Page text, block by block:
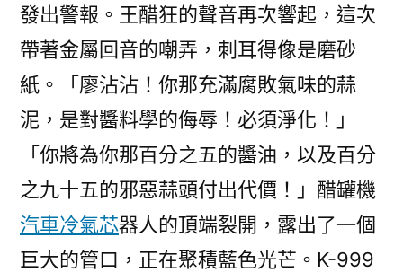
發出警報。王醋狂的聲音再次響起，這次
帶著金屬回音的嘲弄，刺耳得像是磨砂
紙。「廖沾沾！你那充滿腐敗氣味的蒜
泥，是對醬料學的侮辱！必須淨化！」
「你將為你那百分之五的醬油，以及百分
之九十五的邪惡蒜頭付出代價！」醋罐機
汽車冷氣芯器人的頂端裂開，露出了一個
巨大的管口，正在聚積藍色光芒。K-999